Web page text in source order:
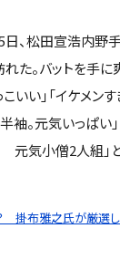
、松田宣浩内野
た。バットを手に
い」「イケメンす
袖。元気いっぱい
元気小僧2人組」
掛布雅之氏が厳選